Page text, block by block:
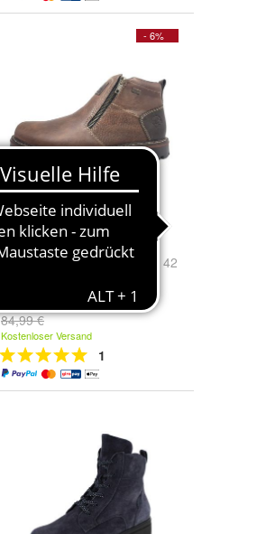
- 6%
Rieker 37770-25 Braun 25
braun
Schuhgröße:40 EU,41 EU
42
84,99 €
Kostenloser Versand
1